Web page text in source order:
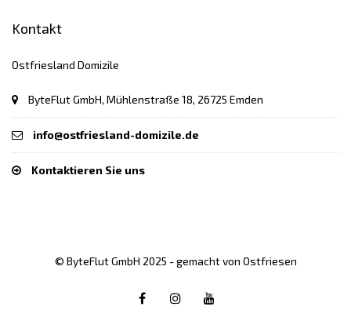
Kontakt
Ostfriesland Domizile
ByteFlut GmbH, Mühlenstraße 18, 26725 Emden
info@ostfriesland-domizile.de
Kontaktieren Sie uns
© ByteFlut GmbH 2025 - gemacht von Ostfriesen